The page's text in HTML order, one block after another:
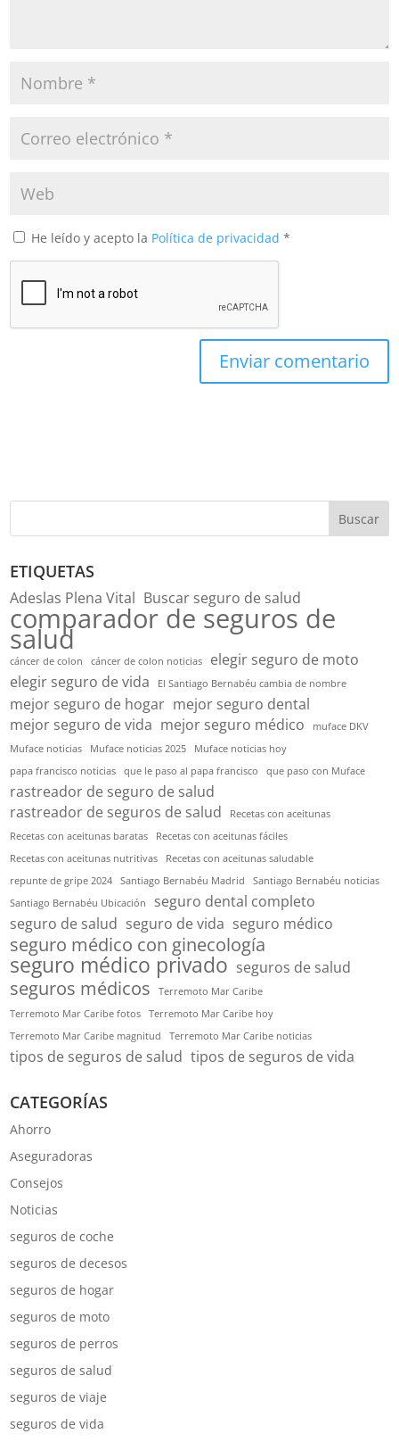
He leído y acepto la Política de privacidad*
Buscar
ETIQUETAS
Adeslas Plena Vital Buscar seguro de salud
comparador de seguros de
salud
cáncer de colon cáncer de colon noticias
elegir seguro de moto
elegir seguro de vida
El Santiago Bernabéu cambia de nombre
mejor seguro de hogar mejor seguro dental
mejor seguro de vida mejor seguro médico
muface DKV
Muface noticias
Muface noticias 2025
Muface noticias hoy
papa francisco noticias
que le paso al papa francisco que paso con Muface
rastreador de seguro de salud
rastreador de seguros de salud
Recetas con aceitunas
Recetas con aceitunas baratas
Recetas con aceitunas fáciles
Recetas con aceitunas nutritivas
Recetas con aceitunas saludable
repunte de gripe 2024
Santiago Bernabéu Madrid
Santiago Bernabéu noticias
Santiago Bernabéu Ubicación
seguro dental completo
seguro de salud seguro de vida seguro médico
seguro médico con ginecología
seguro médico privado seguros de salud
seguros médicos
Terremoto Mar Caribe
Terremoto Mar Caribe fotos
Terremoto Mar Caribe hoy
Terremoto Mar Caribe magnitud
Terremoto Mar Caribe noticias
tipos de seguros de salud tipos de seguros de vida
CATEGORÍAS
Ahorro
Aseguradoras
Consejos
Noticias
seguros de coche
seguros de decesos
seguros de hogar
seguros de moto
seguros de perros
seguros de salud
seguros de viaje
seguros de vida